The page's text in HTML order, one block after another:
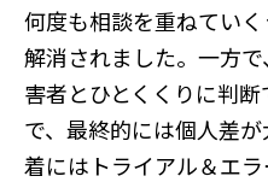
何度も相談を重ねてい
解消されました。一方
害者とひとくくりに判
で、最終的には個人差
着にはトライアル＆エ